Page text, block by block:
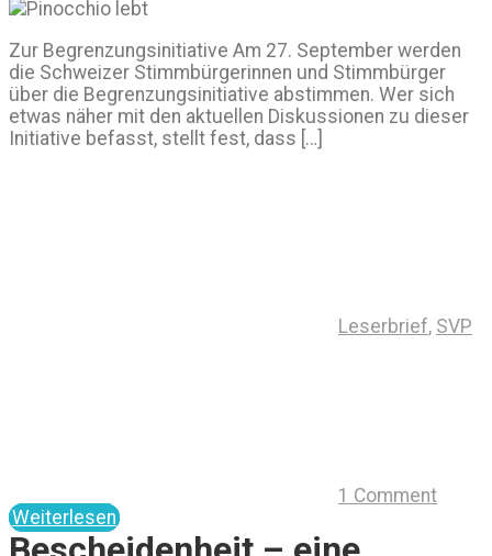
Zur Begrenzungsinitiative Am 27. September werden
die Schweizer Stimmbürgerinnen und Stimmbürger
über die Begrenzungsinitiative abstimmen. Wer sich
etwas näher mit den aktuellen Diskussionen zu dieser
Initiative befasst, stellt fest, dass […]
Leserbrief, SVP
1 Comment
Weiterlesen